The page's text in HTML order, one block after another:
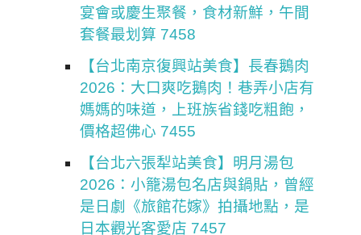
宴會或慶生聚餐，食材新鮮，午間
套餐最划算 7458
【台北南京復興站美食】長春鵝肉
2026：大口爽吃鵝肉！巷弄小店有
媽媽的味道，上班族省錢吃粗飽，
價格超佛心 7455
【台北六張犁站美食】明月湯包
2026：小籠湯包名店與鍋貼，曾經
是日劇《旅館花嫁》拍攝地點，是
日本觀光客愛店 7457